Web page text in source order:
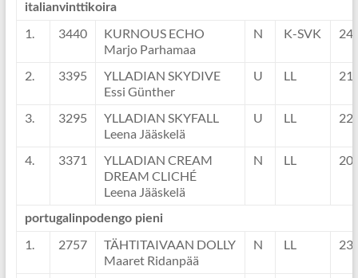
italianvinttikoira
1. 3440
KURNOUS ECHO
Marjo Parhamaa
N K-SVK
2. 3395
YLLADIAN SKYDIVE
Essi Günther
U LL
3. 3295
YLLADIAN SKYFALL
Leena Jääskelä
U LL
4. 3371
YLLADIAN CREAM
DREAM CLICHÉ
Leena Jääskelä
N LL
portugalinpodengo pieni
1. 2757
TÄHTITAIVAAN DOLLY
Maaret Ridanpää
N LL